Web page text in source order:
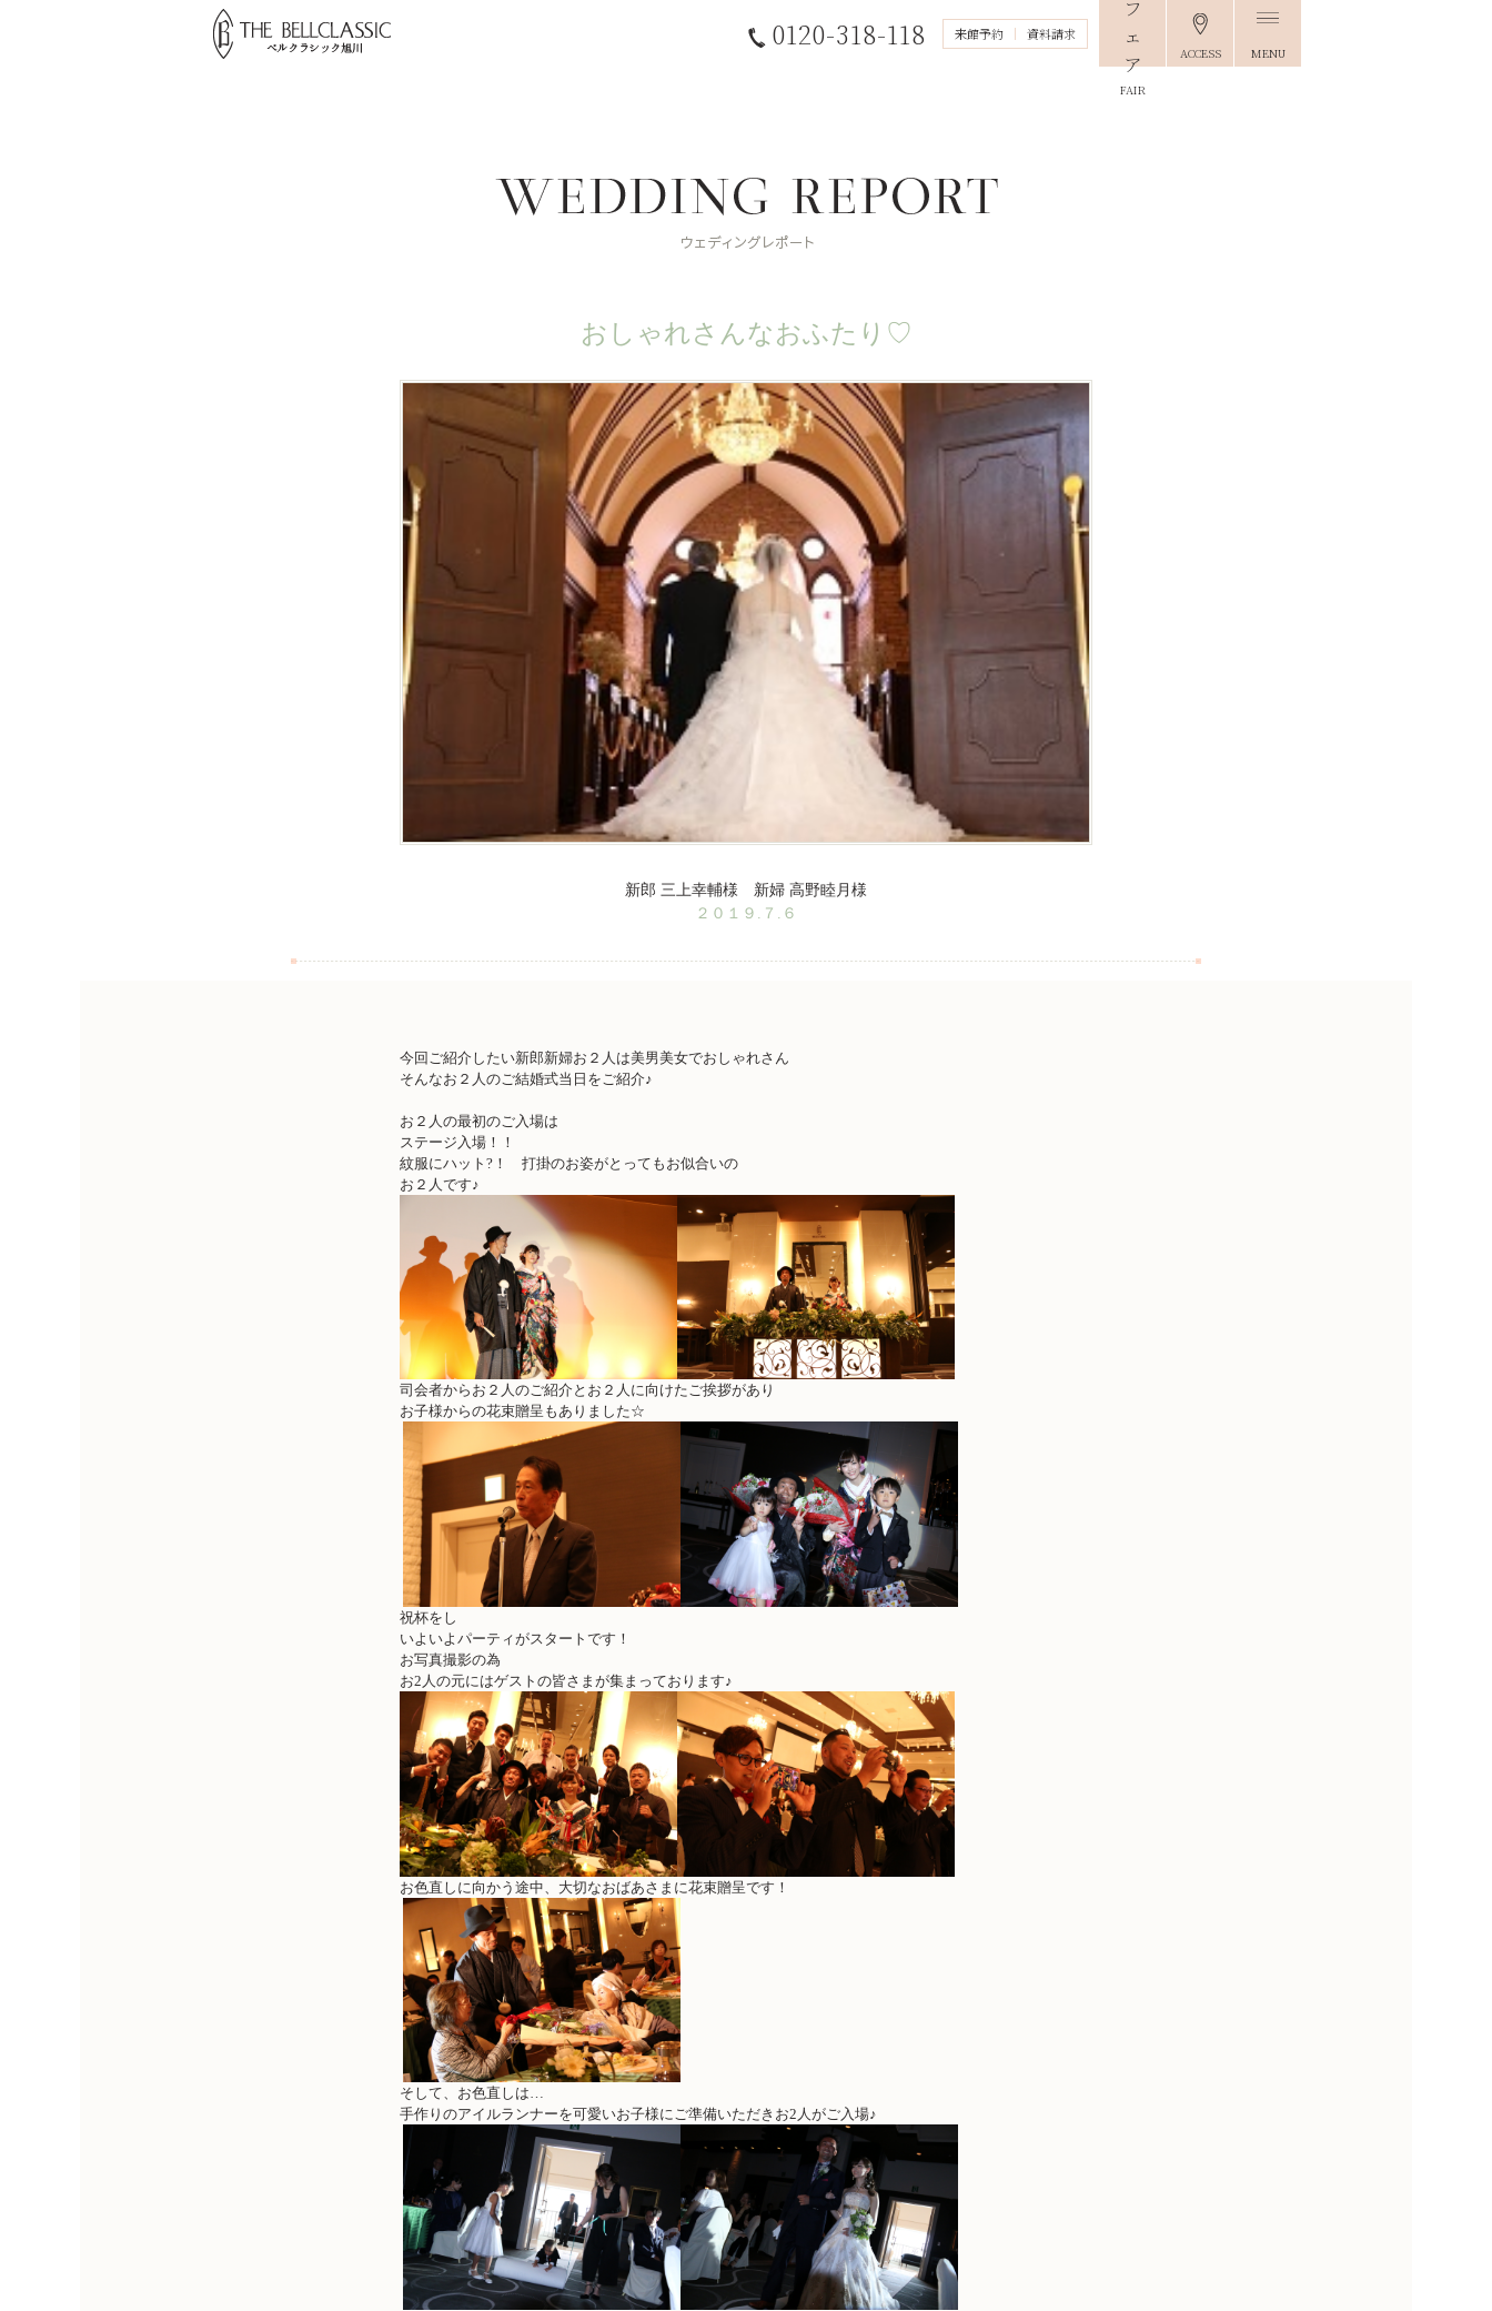
0120-318-118 来館予約 資料請求
FAIR
ACCESS MENU
おしゃれさんなおふたり♡
新郎 三上幸輔様 新婦 高野睦月様
２０１９.７.６
今回ご紹介したい新郎新婦お２人は美男美女でおしゃれさん
そんなお２人のご結婚式当日をご紹介♪
お２人の最初のご入場は
ステージ入場！！
紋服にハット?！ 打掛のお姿がとってもお似合いの
お２人です♪
司会者からお２人のご紹介とお２人に向けたご挨拶があり
お子様からの花束贈呈もありました☆
祝杯をし
いよいよパーティがスタートです！
お写真撮影の為
お2人の元にはゲストの皆さまが集まっております♪
お色直しに向かう途中、大切なおばあさまに花束贈呈です！
そして、お色直しは…
手作りのアイルランナーを可愛いお子様にご準備いただきお2人がご入場♪